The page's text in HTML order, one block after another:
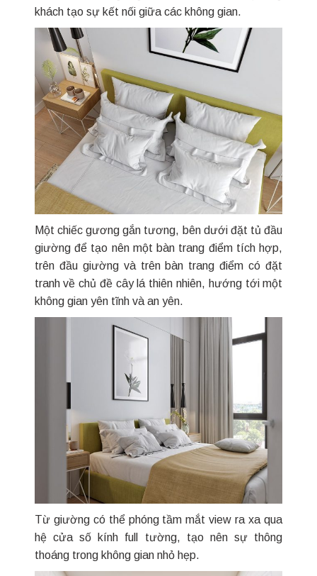
khách tạo sự kết nối giữa các không gian.
Một chiếc gương gắn tương, bên dưới đặt tủ đầu
giường để tạo nên một bàn trang điểm tích hợp,
trên đầu giường và trên bàn trang điểm có đặt
tranh về chủ đề cây lá thiên nhiên, hướng tới một
không gian yên tĩnh và an yên.
Từ giường có thể phóng tầm mắt view ra xa qua
hệ cửa số kính full tường, tạo nên sự thông
thoáng trong không gian nhỏ hẹp.